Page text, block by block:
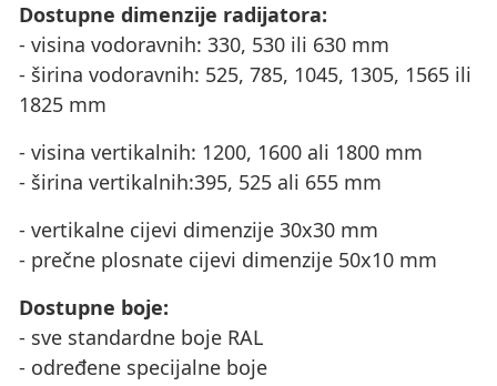
Dostupne dimenzije radijatora:
- visina vodoravnih: 330, 530 ili 630 mm
- širina vodoravnih: 525, 785, 1045, 1305, 1565 ili
1825 mm
- visina vertikalnih: 1200, 1600 ali 1800 mm
- širina vertikalnih:395, 525 ali 655 mm
- vertikalne cijevi dimenzije 30x30 mm
- prečne plosnate cijevi dimenzije 50x10 mm
Dostupne boje:
- sve standardne boje RAL
- određene specijalne boje